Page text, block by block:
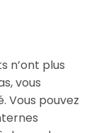
n’ont plus
vous
Vous pouvez